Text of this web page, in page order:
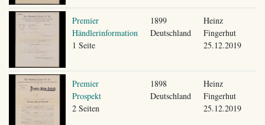
Premier
Händlerinformation
1 Seite
1899
Deutschland
Heinz
Fingerhut
25.12.2019
Premier
Prospekt
2 Seiten
1898
Deutschland
Heinz
Fingerhut
25.12.2019